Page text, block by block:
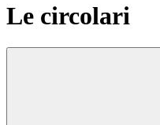
Le circolari